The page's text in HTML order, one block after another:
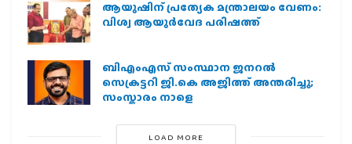
ആയുഷിന് പ്രത്യേക മന്ത്രാലയം വേണം:
വിശ്വ ആയുര്‍വേദ പരിഷത്ത്
ബിഎംഎസ് സംസ്ഥാന ജനറൽ
സെക്രട്ടറി ജി.കെ അജിത്ത് അന്തരിച്ചു;
സംസ്കാരം നാളെ
LOAD MORE